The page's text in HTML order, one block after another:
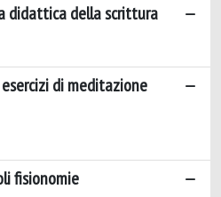
didattica della scrittura
di meditazione
fisionomie